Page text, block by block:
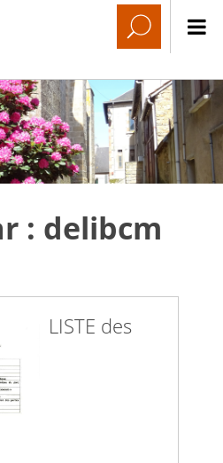
: delibcm
LISTE des